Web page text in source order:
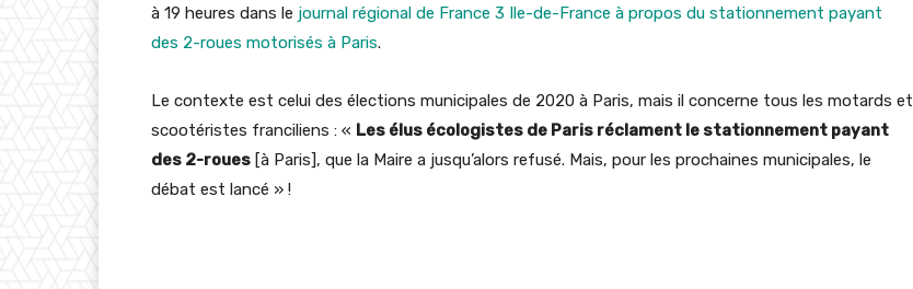
à 19 heures dans le journal régional de France 3 Ile-de-France à propos du stationnement payant
des 2-roues motorisés à Paris.
Le contexte est celui des élections municipales de 2020 à Paris, mais il concerne tous les motards et
scootéristes franciliens : « Les élus écologistes de Paris réclament le stationnement payant
des 2-roues [à Paris], que la Maire a jusqu’alors refusé. Mais, pour les prochaines municipales, le
débat est lancé » !